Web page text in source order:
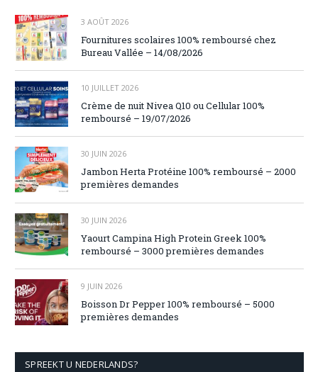
3 AOÛT 2026
Fournitures scolaires 100% remboursé chez
Bureau Vallée – 14/08/2026
10 JUILLET 2026
Crème de nuit Nivea Q10 ou Cellular 100%
remboursé – 19/07/2026
30 JUIN 2026
Jambon Herta Protéine 100% remboursé – 2000
premières demandes
30 JUIN 2026
Yaourt Campina High Protein Greek 100%
remboursé – 3000 premières demandes
9 JUIN 2026
Boisson Dr Pepper 100% remboursé – 5000
premières demandes
SPREEKT U NEDERLANDS?